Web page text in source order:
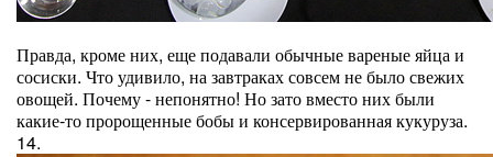
Правда, кроме них, еще подавали обычные вареные яйца и
сосиски. Что удивило, на завтраках совсем не было свежих
овощей. Почему - непонятно! Но зато вместо них были
какие-то пророщенные бобы и консервированная кукуруза.
14.